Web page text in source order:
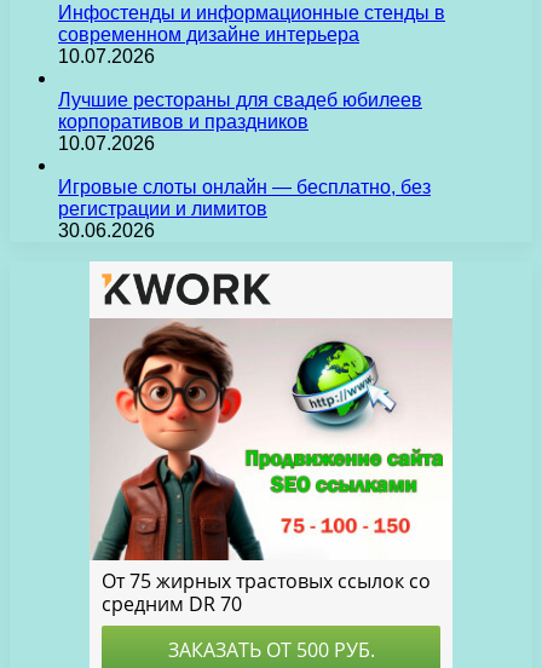
Инфостенды и информационные стенды в
современном дизайне интерьера
10.07.2026
Лучшие рестораны для свадеб юбилеев
корпоративов и праздников
10.07.2026
Игровые слоты онлайн — бесплатно, без
регистрации и лимитов
30.06.2026